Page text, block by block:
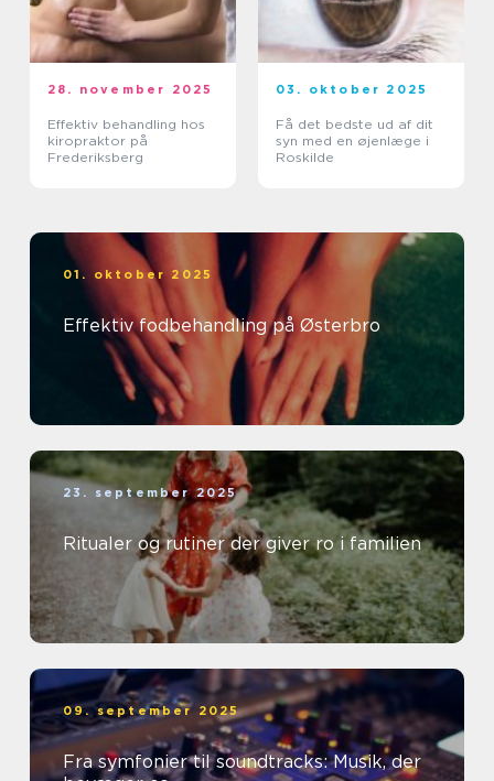
28. november 2025
Effektiv behandling hos
kiropraktor på
Frederiksberg
03. oktober 2025
Få det bedste ud af dit
syn med en øjenlæge i
Roskilde
01. oktober 2025
Effektiv fodbehandling på Østerbro
23. september 2025
Ritualer og rutiner der giver ro i familien
09. september 2025
Fra symfonier til soundtracks: Musik, der